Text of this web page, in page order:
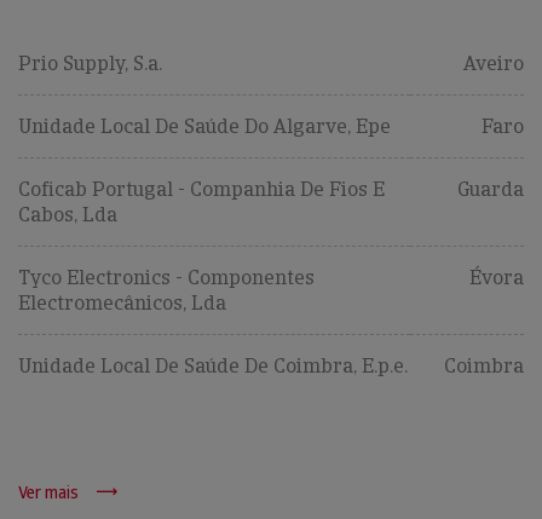
Prio Supply, S.a. Aveiro
Unidade Local De Saúde Do Algarve, Epe Faro
Coficab Portugal - Companhia De Fios E
Cabos, Lda
Guarda
Tyco Electronics - Componentes
Electromecânicos, Lda
Évora
Unidade Local De Saúde De Coimbra, E.p.e. Coimbra
Ver mais